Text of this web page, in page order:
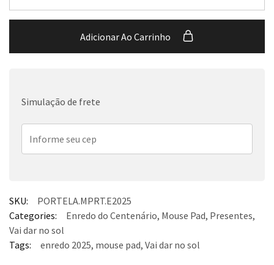
Adicionar Ao Carrinho
Simulação de frete
SKU:
PORTELA.MPRT.E2025
Categories:
Enredo do Centenário, Mouse Pad, Presentes,
Vai dar no sol
Tags:
enredo 2025, mouse pad, Vai dar no sol